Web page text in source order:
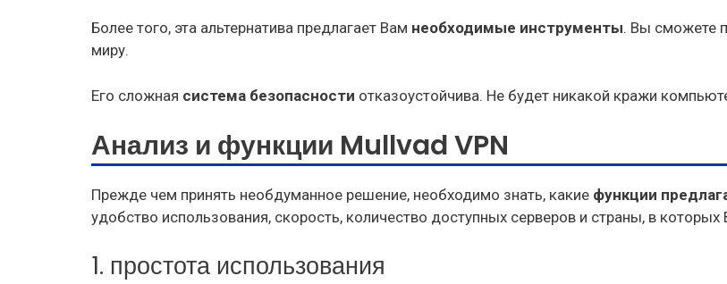
Более того, эта альтернатива предлагает Вам необходимые инструменты. Вы сможете
миру.
Его сложная система безопасности отказоустойчива. Не будет никакой кражи
Анализ и функции Mullvad VPN
Прежде чем принять необдуманное решение, необходимо знать, какие функции
удобство использования, скорость, количество доступных серверов и страны, в которых
1. простота использования